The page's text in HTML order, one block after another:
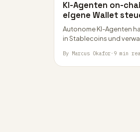
KI-Agenten on-
eigene Wallet
Autonome KI-Agenten
in Stablecoins und
und was…
By Marcus Okafor· 9 min